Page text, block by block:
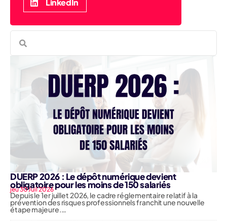
LinkedIn
DUERP 2026 : Le dépôt numérique devient
obligatoire pour les moins de 150 salariés
jeu 30 Juil 2026
Depuis le 1er juillet 2026, le cadre réglementaire relatif à la
prévention des risques professionnels franchit une nouvelle
étape majeure.…